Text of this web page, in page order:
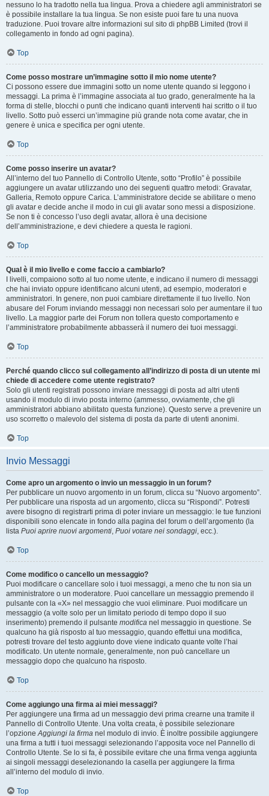
nessuno lo ha tradotto nella tua lingua. Prova a chiedere agli amministratori se
è possibile installare la tua lingua. Se non esiste puoi fare tu una nuova
traduzione. Puoi trovare altre informazioni sul sito di phpBB Limited (trovi il
collegamento in fondo ad ogni pagina).
Top
Come posso mostrare un’immagine sotto il mio nome utente?
Ci possono essere due immagini sotto un nome utente quando si leggono i
messaggi. La prima è l’immagine associata al tuo grado, generalmente ha la
forma di stelle, blocchi o punti che indicano quanti interventi hai scritto o il tuo
livello. Sotto può esserci un’immagine più grande nota come avatar, che in
genere è unica e specifica per ogni utente.
Top
Come posso inserire un avatar?
All’interno del tuo Pannello di Controllo Utente, sotto “Profilo” è possibile
aggiungere un avatar utilizzando uno dei seguenti quattro metodi: Gravatar,
Galleria, Remoto oppure Carica. L’amministratore decide se abilitare o meno
gli avatar e decide anche il modo in cui gli avatar sono messi a disposizione.
Se non ti è concesso l’uso degli avatar, allora è una decisione
dell’amministrazione, e devi chiedere a questa le ragioni.
Top
Qual è il mio livello e come faccio a cambiarlo?
I livelli, compaiono sotto al tuo nome utente, e indicano il numero di messaggi
che hai inviato oppure identificano alcuni utenti, ad esempio, moderatori e
amministratori. In genere, non puoi cambiare direttamente il tuo livello. Non
abusare del Forum inviando messaggi non necessari solo per aumentare il tuo
livello. La maggior parte dei Forum non tollera questo comportamento e
l’amministratore probabilmente abbasserà il numero dei tuoi messaggi.
Top
Perché quando clicco sul collegamento all’indirizzo di posta di un utente mi
chiede di accedere come utente registrato?
Solo gli utenti registrati possono inviare messaggi di posta ad altri utenti
usando il modulo di invio posta interno (ammesso, ovviamente, che gli
amministratori abbiano abilitato questa funzione). Questo serve a prevenire un
uso scorretto o malevolo del sistema di posta da parte di utenti anonimi.
Top
Invio Messaggi
Come apro un argomento o invio un messaggio in un forum?
Per pubblicare un nuovo argomento in un forum, clicca su “Nuovo argomento”.
Per pubblicare una risposta ad un argomento, clicca su “Rispondi”. Potresti
avere bisogno di registrarti prima di poter inviare un messaggio: le tue funzioni
disponibili sono elencate in fondo alla pagina del forum o dell’argomento (la
lista Puoi aprire nuovi argomenti, Puoi votare nei sondaggi, ecc.).
Top
Come modifico o cancello un messaggio?
Puoi modificare o cancellare solo i tuoi messaggi, a meno che tu non sia un
amministratore o un moderatore. Puoi cancellare un messaggio premendo il
pulsante con la «X» nel messaggio che vuoi eliminare. Puoi modificare un
messaggio (a volte solo per un limitato periodo di tempo dopo il suo
inserimento) premendo il pulsante modifica nel messaggio in questione. Se
qualcuno ha già risposto al tuo messaggio, quando effettui una modifica,
potresti trovare del testo aggiunto dove viene indicato quante volte l’hai
modificato. Un utente normale, generalmente, non può cancellare un
messaggio dopo che qualcuno ha risposto.
Top
Come aggiungo una firma ai miei messaggi?
Per aggiungere una firma ad un messaggio devi prima crearne una tramite il
Pannello di Controllo Utente. Una volta creata, è possibile selezionare
l’opzioneAggiungi la firma nel modulo di invio. È inoltre possibile aggiungere
una firma a tutti i tuoi messaggi selezionando l’apposita voce nel Pannello di
Controllo Utente. Se lo si fa, è possibile evitare che una firma venga aggiunta
ai singoli messaggi deselezionando la casella per aggiungere la firma
all’interno del modulo di invio.
Top